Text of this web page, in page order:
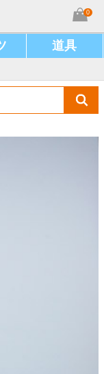
0
道具